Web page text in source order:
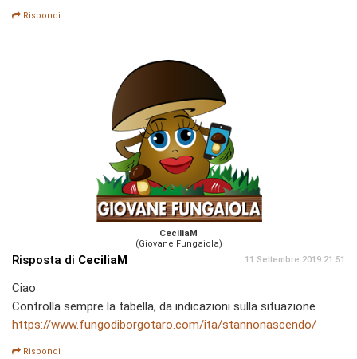
Rispondi
CeciliaM
(Giovane Fungaiola)
Risposta di CeciliaM 11 Settembre 2019 21:51
Ciao
Controlla sempre la tabella, da indicazioni sulla situazione
https://www.fungodiborgotaro.com/ita/stannonascendo/
Rispondi